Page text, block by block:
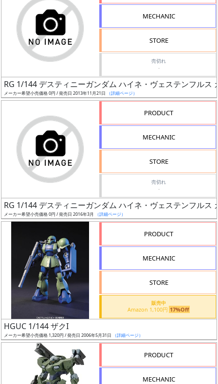
フ
リ
グ
レ
ル
MECHANIC
STORE
売切れ
-
RG 1/144 デスティニーガンダム ハイネ・ヴェステンフルス
メーカー希望小売価格 0円 / 発売日 2013年11月21日 （詳細ページ）
PRODUCT
MECHANIC
STORE
売切れ
-
RG 1/144 デスティニーガンダム ハイネ・ヴェステンフルス
メーカー希望小売価格 0円 / 発売日 2016年3月 （詳細ページ）
PRODUCT
MECHANIC
STORE
販売中
Amazon 1,100円 17%Off
HGUC 1/144 ザクI
メーカー希望小売価格 1,320円 / 発売日 2006年5月31日 （詳細ページ）
PRODUCT
MECHANIC